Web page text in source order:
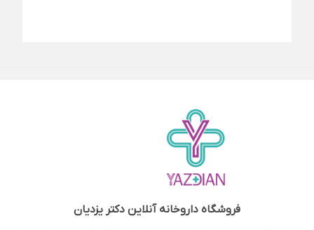
فروشگاه داروخانه آنلاین دکتر یزدیان